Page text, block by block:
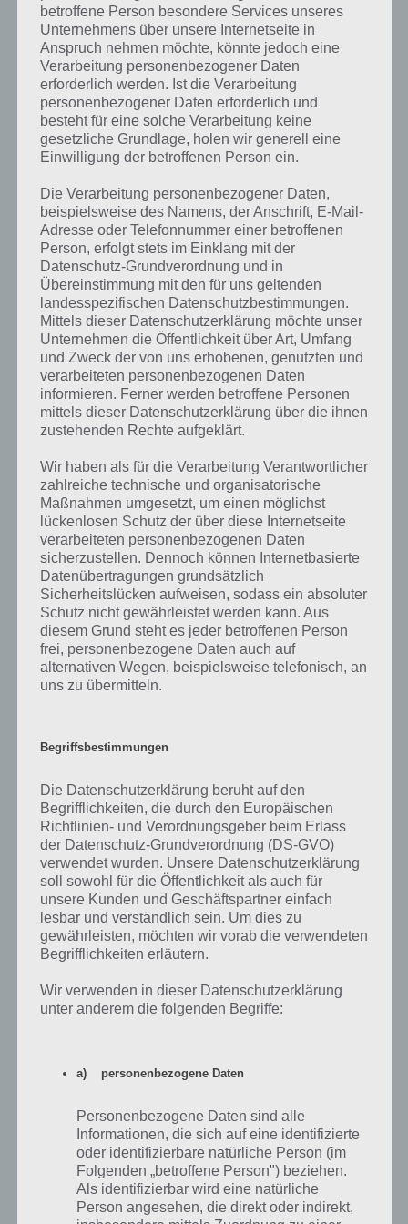
Die Reihenfolge ist nun folgende: Alle Knöpfe gleichzeitig drücken,
dann nur den roten Knopf, nun die beiden blauen Knöpfe
gleichzeitig drücken und als letztes nochmal alle drei Knöpfe
gleichzeitig gedrückt.
Hier Level 84 nochmal als Video, wie gesagt ist es sehr frustriend,
also einfach öfters probieren. Irgendwann klappt auch Level 84. Ich
brauchte mindestens 10 Versuche bis es am nde endlich geklappt
100 Floors – Level 85 – Lösung
Auch die Lösung von Level 85 ist wieder etwas einfacher. Über der
Tür siehst du den Code. Du musst nun also erst Kerze 2, dann Kerze
1 und dann Kerze 3 anzünden.
also 100 Floors spielt, braucht kein Messer zu nehmen, um die
sogleich wieder aus. Abschließend noch Kerze 2 ausgelöscht und die
Tür von Level 85 öffnet sich
Wenn das Ausmachen der Kerze in Level 85 von 100 Floors also nicht
funktioniert, einfach nochmal ohne Messer probieren. Hier die
Lösung nochmal in Videoform:
betroffene Person besondere Services unseres
Unternehmens über unsere Internetseite in
Anspruch nehmen möchte, könnte jedoch eine
Verarbeitung personenbezogener Daten
erforderlich werden. Ist die Verarbeitung
personenbezogener Daten erforderlich und
besteht für eine solche Verarbeitung keine
gesetzliche Grundlage, holen wir generell eine
Einwilligung der betroffenen Person ein.
Die Verarbeitung personenbezogener Daten,
beispielsweise des Namens, der Anschrift, E-Mail-
Adresse oder Telefonnummer einer betroffenen
Person, erfolgt stets im Einklang mit der
Datenschutz-Grundverordnung und in
Übereinstimmung mit den für uns geltenden
landesspezifischen Datenschutzbestimmungen.
Mittels dieser Datenschutzerklärung möchte unser
Unternehmen die Öffentlichkeit über Art, Umfang
und Zweck der von uns erhobenen, genutzten und
verarbeiteten personenbezogenen Daten
informieren. Ferner werden betroffene Personen
mittels dieser Datenschutzerklärung über die ihnen
zustehenden Rechte aufgeklärt.
Wir haben als für die Verarbeitung Verantwortlicher
zahlreiche technische und organisatorische
Maßnahmen umgesetzt, um einen möglichst
lückenlosen Schutz der über diese Internetseite
verarbeiteten personenbezogenen Daten
sicherzustellen. Dennoch können Internetbasierte
Datenübertragungen grundsätzlich
Sicherheitslücken aufweisen, sodass ein absoluter
Schutz nicht gewährleistet werden kann. Aus
diesem Grund steht es jeder betroffenen Person
frei, personenbezogene Daten auch auf
alternativen Wegen, beispielsweise telefonisch, an
uns zu übermitteln.
Begriffsbestimmungen
Die Datenschutzerklärung beruht auf den
Begrifflichkeiten, die durch den Europäischen
Richtlinien- und Verordnungsgeber beim Erlass
der Datenschutz-Grundverordnung (DS-GVO)
verwendet wurden. Unsere Datenschutzerklärung
soll sowohl für die Öffentlichkeit als auch für
unsere Kunden und Geschäftspartner einfach
lesbar und verständlich sein. Um dies zu
gewährleisten, möchten wir vorab die verwendeten
Begrifflichkeiten erläutern.
Wir verwenden in dieser Datenschutzerklärung
unter anderem die folgenden Begriffe:
a) personenbezogene Daten
Personenbezogene Daten sind alle
Informationen, die sich auf eine identifizierte
oder identifizierbare natürliche Person (im
Folgenden „betroffene Person") beziehen.
Als identifizierbar wird eine natürliche
Person angesehen, die direkt oder indirekt,